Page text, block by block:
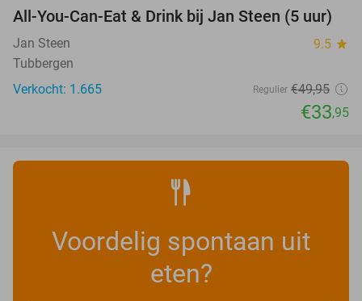
32%
All-You-Can-Eat & Drink bij Jan Steen (5 uur)
Jan Steen 9.5 star
Tubbergen
Verkocht: 1.665
Regulier €49,95
€33,95
Voordelig spontaan uit
eten?